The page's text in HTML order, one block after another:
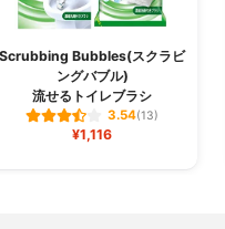
Scrubbing Bubbles(スクラビ
ングバブル)
流せるトイレブラシ
3.54(13)
¥1,116